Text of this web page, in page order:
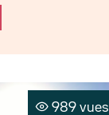
989 vues